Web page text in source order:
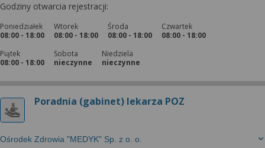
Godziny otwarcia rejestracji:
Poniedziałek
08:00 - 18:00
Wtorek
08:00 - 18:00
Środa
08:00 - 18:00
Czwartek
08:00 - 18:00
Piątek
08:00 - 18:00
Sobota
nieczynne
Niedziela
nieczynne
Poradnia (gabinet) lekarza POZ
Ośrodek Zdrowia "MEDYK" Sp. z o. o.